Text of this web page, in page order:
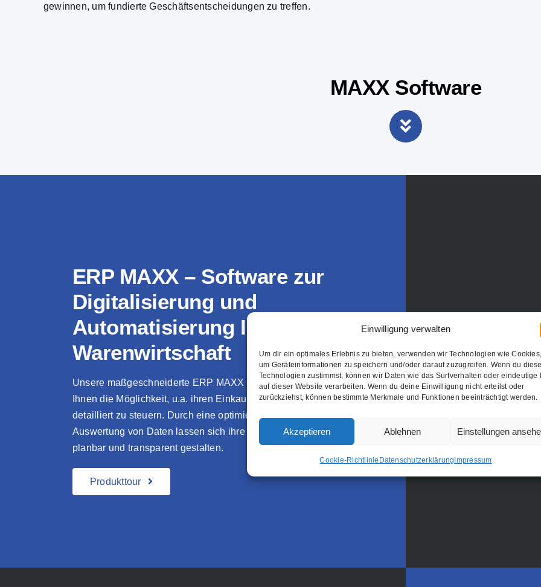
Einwilligung verwalten
Um dir ein optimales Erlebnis zu bieten, verwenden wir Technologien wie
um Geräteinformationen zu speichern und/oder darauf zuzugreifen. Wenn du
Technologien zustimmst, können wir Daten wie das Surfverhalten oder eindeutige
auf dieser Website verarbeiten. Wenn du deine Einwilligung nicht erteilst oder
zurückziehst, können bestimmte Merkmale und Funktionen beeinträchtigt werden.
Akzeptieren Ablehnen Einstellungen
Cookie-Richtlinie Datenschutzerklärung Impressum
gewinnen, um fundierte Geschäftsentscheidungen zu treffen.
MAXX Software
ERP MAXX – Software zur
Digitalisierung und
Automatisierung Ihrer
Warenwirtschaft
Unsere maßgeschneiderte ERP MAXX Software bietet
Ihnen die Möglichkeit, u.a. ihren Einkauf und Vertrieb
detailliert zu steuern. Durch eine optimierte Erhebung und
Auswertung von Daten lassen sich ihre Kernprozesse
planbar und transparent gestalten.
Produkttour